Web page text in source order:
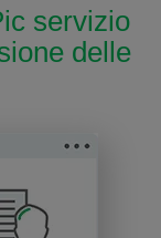
servizio
delle